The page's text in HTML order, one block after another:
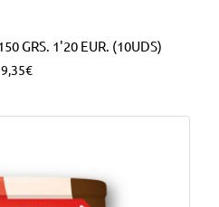
MINI CHOCO TWINS 150 GRS. 1'20 EUR. (10UDS)
9,35€